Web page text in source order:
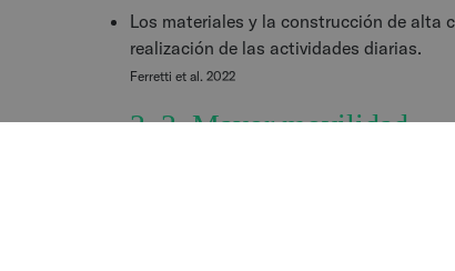
Los materiales y la construcción de alta
realización de las actividades diarias.
Ferretti et al. 2022
2. 2. Mayor movilidad